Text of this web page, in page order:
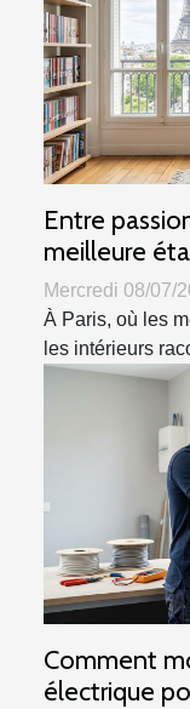
Entre
meilleure
Mercredi 08/07/
À Paris, où les
les intérieurs
Comment
électrique